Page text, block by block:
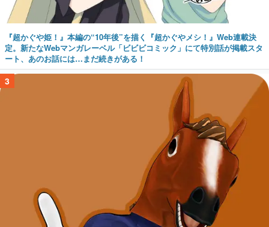
『超かぐや姫！』本編の“10年後”を描く『超かぐやメシ！』Web連載決
定。新たなWebマンガレーベル「ビビビコミック」にて特別話が掲載スタ
ート、あのお話には…まだ続きがある！
3